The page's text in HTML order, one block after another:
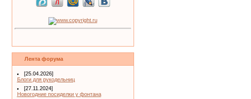
Лента форума
[25.04.2026]
Блоги для рукодельниц
[27.11.2024]
Новогодние посиделки у фонтана